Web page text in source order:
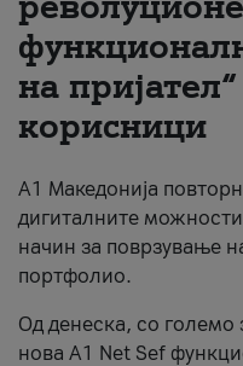
За нас
#ПодобарОнлајн
на
корисници
А1 Македонија
дигиталните
начин за поврзување
портфолио.
Од денеска, со големо
нова A1 Net Sef